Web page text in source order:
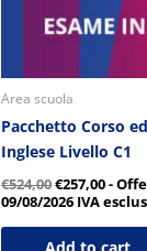
Area scuola
Pacchetto Corso
Inglese Livello C1
€524,00€257,00-
09/08/2026 IVA